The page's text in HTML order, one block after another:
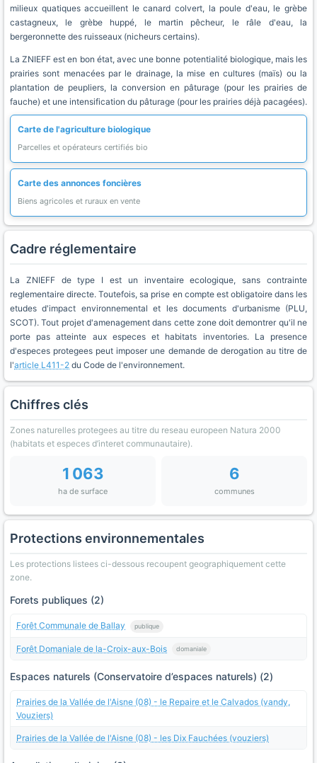
milieux quatiques accueillent le canard colvert, la poule d'eau, le grèbe
castagneux, le grèbe huppé, le martin pêcheur, le râle d'eau, la
bergeronnette des ruisseaux (nicheurs certains).
La ZNIEFF est en bon état, avec une bonne potentialité biologique, mais les
prairies sont menacées par le drainage, la mise en cultures (maïs) ou la
plantation de peupliers, la conversion en pâturage (pour les prairies de
fauche) et une intensification du pâturage (pour les prairies déjà pacagées).
Carte de l'agriculture biologique
Parcelles et opérateurs certifiés bio
Carte des annonces foncières
Biens agricoles et ruraux en vente
Cadre réglementaire
La ZNIEFF de type I est un inventaire ecologique, sans contrainte
reglementaire directe. Toutefois, sa prise en compte est obligatoire dans les
etudes d'impact environnemental et les documents d'urbanisme (PLU,
SCOT). Tout projet d'amenagement dans cette zone doit demontrer qu'il ne
porte pas atteinte aux especes et habitats inventories. La presence
d'especes protegees peut imposer une demande de derogation au titre de
l'article L411-2 du Code de l'environnement.
Chiffres clés
Zones naturelles protegees au titre du reseau europeen Natura 2000
(habitats et especes d’interet communautaire).
1 063
ha de surface
6
communes
Protections environnementales
Les protections listees ci-dessous recoupent geographiquement cette
zone.
Forets publiques (2)
Forêt Communale de Ballay publique
Forêt Domaniale de la-Croix-aux-Bois domaniale
Espaces naturels (Conservatoire d’espaces naturels) (2)
Prairies de la Vallée de l'Aisne (08) - le Repaire et le Calvados (vandy,
Vouziers)
Prairies de la Vallée de l'Aisne (08) - les Dix Fauchées (vouziers)